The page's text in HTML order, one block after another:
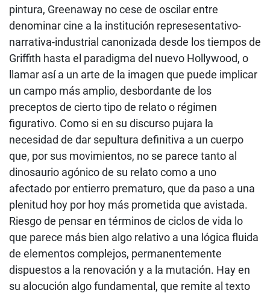
pintura, Greenaway no cese de oscilar entre
denominar cine a la institución represesentativo-
narrativa-industrial canonizada desde los tiempos de
Griffith hasta el paradigma del nuevo Hollywood, o
llamar así a un arte de la imagen que puede implicar
un campo más amplio, desbordante de los
preceptos de cierto tipo de relato o régimen
figurativo. Como si en su discurso pujara la
necesidad de dar sepultura definitiva a un cuerpo
que, por sus movimientos, no se parece tanto al
dinosaurio agónico de su relato como a uno
afectado por entierro prematuro, que da paso a una
plenitud hoy por hoy más prometida que avistada.
Riesgo de pensar en términos de ciclos de vida lo
que parece más bien algo relativo a una lógica fluida
de elementos complejos, permanentemente
dispuestos a la renovación y a la mutación. Hay en
su alocución algo fundamental, que remite al texto